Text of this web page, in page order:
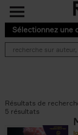
Aller au contenu
Sélectionnez une
Résultats de
5 résultats